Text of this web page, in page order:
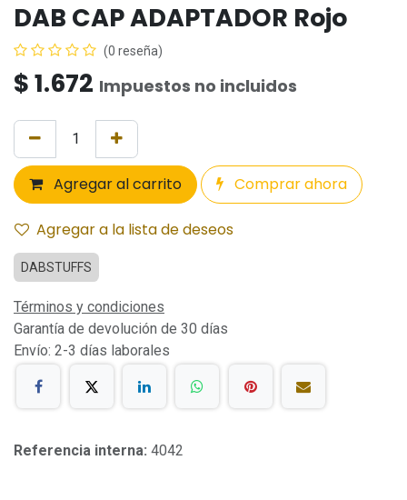
DAB CAP ADAPTADOR Rojo
(0 reseña)
$1.672 Impuestos no incluidos
Agregar al carrito Comprar ahora
Agregar a la lista de deseos
DABSTUFFS
Términos y condiciones
Garantía de devolución de 30 días
Envío: 2-3 días laborales
Referencia interna: 4042